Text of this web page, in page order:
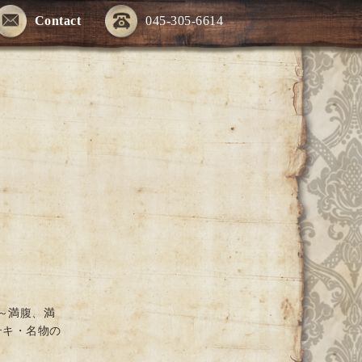
045-305-6614
Contact
満腹、満
・名物の